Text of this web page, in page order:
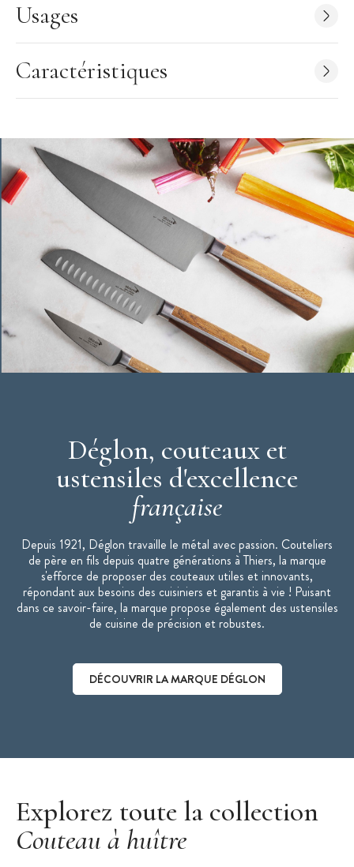
Dimensions :
Poids : 51 g
Taille Lame : 5 cm
Matière : lame en acier inoxydable 3Cr14
Tranchant : uni
Manche : en polypropylène, surmoulé
Couleur : bleu
Compatible Lave-vaisselle
Répond aux préconisations HACCP
Garantie à vie
Déglon
Usages
Caractéristiques
Déglon, couteaux et
ustensiles d'excellence
française
Depuis 1921, Déglon travaille le métal avec passion. Couteliers
de père en fils depuis quatre générations à Thiers, la marque
s'efforce de proposer des couteaux utiles et innovants,
répondant aux besoins des cuisiniers et garantis à vie ! Puisant
dans ce savoir-faire, la marque propose également des ustensiles
de cuisine de précision et robustes.
DÉCOUVRIR LA MARQUE DÉGLON
Explorez toute la collection
Couteau à huître